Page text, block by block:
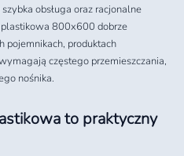
obsługa oraz racjonalne
800x600 dobrze
pojemnikach, produktach
częstego przemieszczania,
nośnika.
to praktyczny